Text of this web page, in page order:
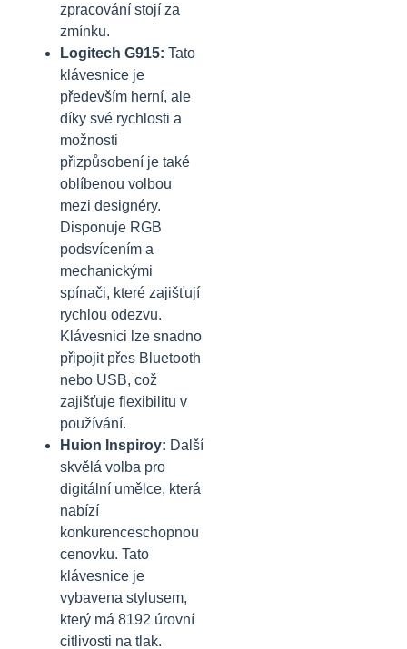
zpracování stojí za
zmínku.
Logitech G915: Tato
klávesnice je
především herní, ale
díky své rychlosti a
možnosti
přizpůsobení je také
oblíbenou volbou
mezi designéry.
Disponuje RGB
podsvícením a
mechanickými
spínači, které zajišťují
rychlou odezvu.
Klávesnici lze snadno
připojit přes Bluetooth
nebo USB, což
zajišťuje flexibilitu v
používání.
Huion Inspiroy: Další
skvělá volba pro
digitální umělce, která
nabízí
konkurenceschopnou
cenovku. Tato
klávesnice je
vybavena stylusem,
který má 8192 úrovní
citlivosti na tlak.